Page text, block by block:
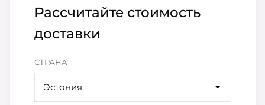
Рассчитайте стоимость
доставки
СТРАНА
Эстония